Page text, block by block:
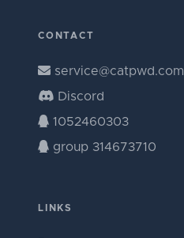
CONTACT
service@catpwd.com
Discord
1052460303
group 314673710
LINKS